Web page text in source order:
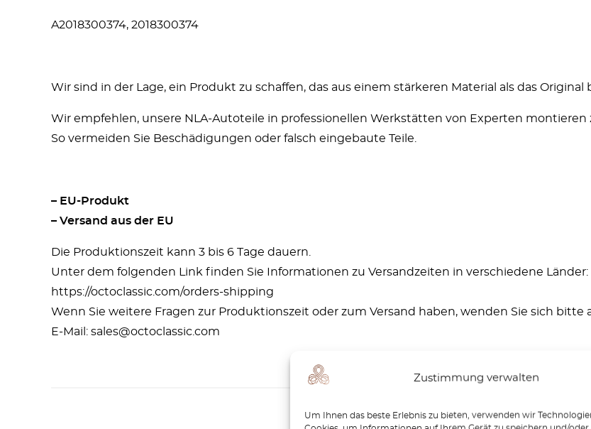
Zustimmung verwalten
Um Ihnen das beste Erlebnis zu bieten, verwenden wir
A2018300374, 2018300374
Wir sind in der Lage, ein Produkt zu schaffen, das aus einem stärkeren Material als das
Wir empfehlen, unsere NLA-Autoteile in professionellen Werkstätten von Experten montieren
So vermeiden Sie Beschädigungen oder falsch eingebaute Teile.
– EU-Produkt
– Versand aus der EU
Die Produktionszeit kann 3 bis 6 Tage dauern.
Unter dem folgenden Link finden Sie Informationen zu Versandzeiten in verschiedene Länder:
https://octoclassic.com/orders-shipping
Wenn Sie weitere Fragen zur Produktionszeit oder zum Versand haben, wenden Sie sich bitte
E-Mail: sales@octoclassic.com